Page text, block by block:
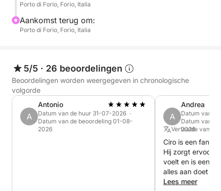
Porto di Forio, Forio, Italia
Aankomst terug om:
Porto di Forio, Forio, Italia
5/5 · 26 beoordelingen
Beoordelingen worden weergegeven in chronologische
volgorde
A
Antonio
Datum van de huur 31-07-2026 ·
Datum van de beoordeling 01-08-
2026
A
Andrea
Datum van
Datum van
2026
Vertaalde vanuit
Ciro is een
Hij zorgt ervoor
voelt en is een
alles aan doet
met hem
Lees meer